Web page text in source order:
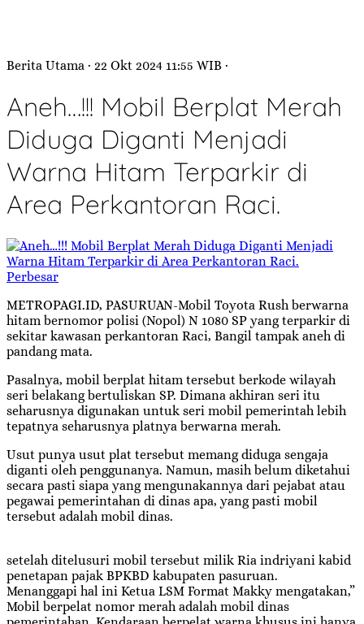
Berita Utama · 22 Okt 2024 11:55 WIB ·
Aneh…!!! Mobil Berplat Merah
Diduga Diganti Menjadi
Warna Hitam Terparkir di
Area Perkantoran Raci.
Perbesar
METROPAGI.ID, PASURUAN-Mobil Toyota Rush berwarna
hitam bernomor polisi (Nopol) N 1080 SP yang terparkir di
sekitar kawasan perkantoran Raci, Bangil tampak aneh di
pandang mata.
Pasalnya, mobil berplat hitam tersebut berkode wilayah
seri belakang bertuliskan SP. Dimana akhiran seri itu
seharusnya digunakan untuk seri mobil pemerintah lebih
tepatnya seharusnya platnya berwarna merah.
Usut punya usut plat tersebut memang diduga sengaja
diganti oleh penggunanya. Namun, masih belum diketahui
secara pasti siapa yang mengunakannya dari pejabat atau
pegawai pemerintahan di dinas apa, yang pasti mobil
tersebut adalah mobil dinas.
setelah ditelusuri mobil tersebut milik Ria indriyani kabid
penetapan pajak BPKBD kabupaten pasuruan.
Menanggapi hal ini Ketua LSM Format Makky mengatakan,”
Mobil berpelat nomor merah adalah mobil dinas